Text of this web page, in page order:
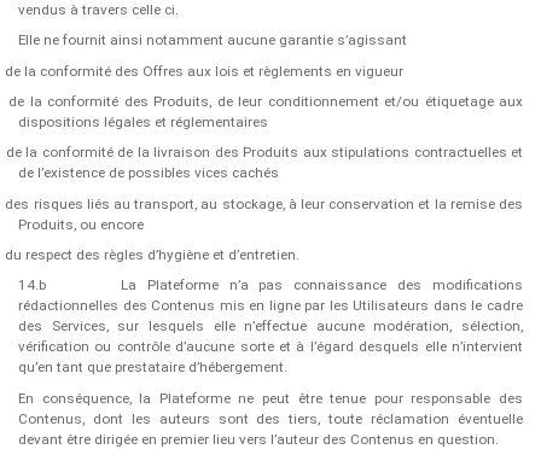
vendus à travers celle ci.
Elle ne fournit ainsi notamment aucune garantie s’agissant
de la conformité des Offres aux lois et règlements en vigueur
de la conformité des Produits, de leur conditionnement et/ou étiquetage aux
dispositions légales et réglementaires
de la conformité de la livraison des Produits aux stipulations contractuelles et
de l’existence de possibles vices cachés
des risques liés au transport, au stockage, à leur conservation et la remise des
Produits, ou encore
du respect des règles d’hygiène et d’entretien.
14.b
La Plateforme n’a pas connaissance des modifications
rédactionnelles des Contenus mis en ligne par les Utilisateurs dans le cadre
des Services, sur lesquels elle n’effectue aucune modération, sélection,
vérification ou contrôle d’aucune sorte et à l’égard desquels elle n’intervient
qu’en tant que prestataire d’hébergement.
En conséquence, la Plateforme ne peut être tenue pour responsable des
Contenus, dont les auteurs sont des tiers, toute réclamation éventuelle
devant être dirigée en premier lieu vers l’auteur des Contenus en question.